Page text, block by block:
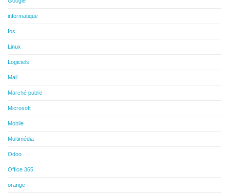
informatique
Ios
Linux
Logiciels
Mail
Marché public
Microsoft
Mobile
Multimédia
Odoo
Office 365
orange